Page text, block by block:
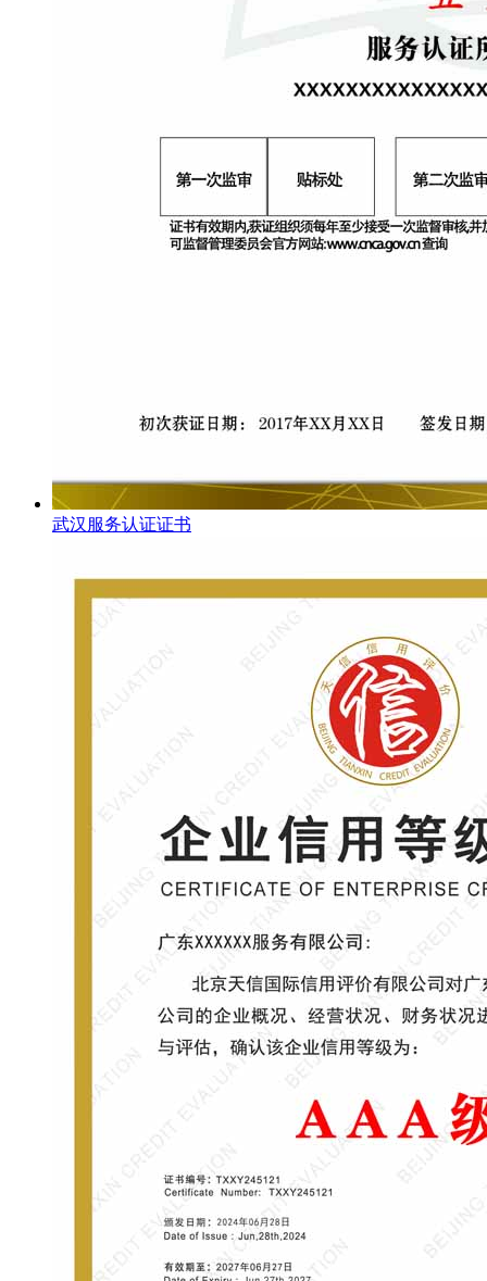
武汉服务认证证书